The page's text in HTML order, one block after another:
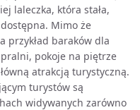
laleczka, która stała,
Mimo że
przykład baraków dla
pokoje na piętrze
atrakcją turystyczną.
turystów są
widywanych zarówno